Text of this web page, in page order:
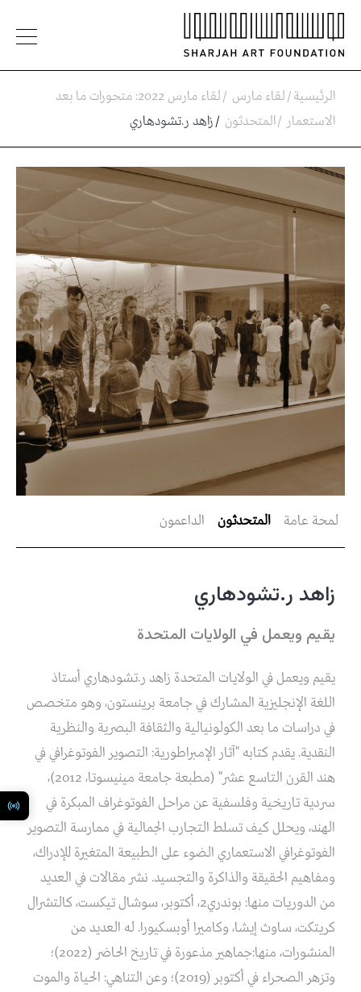
الرئيسية/لقاء مارس /
لقاء مارس 2022: متحورات ما بعد
الاستعمار /المتحدثون /زاهد ر.تشودهاري
لمحة عامة المتحدثون الداعمون
زاهد ر.تشودهاري
يقيم ويعمل في الولايات المتحدة
يقيم ويعمل في الولايات المتحدة زاهد ر.تشودهاري أستاذ
اللغة الإنجليزية المشارك في جامعة برينستون، وهو متخصص
في دراسات ما بعد الكولونيالية والثقافة البصرية والنظرية
النقدية. يقدم كتابه "آثار الإمبراطورية: التصوير الفوتوغرافي في
هند القرن التاسع عشر" (مطبعة جامعة مينيسوتا، 2012)،
سردية تاريخية وفلسفية عن مراحل الفوتوغراف المبكرة في
الهند، ويحلل كيف تسلط التجارب الجمالية في ممارسة التصوير
الفوتوغرافي الاستعماري الضوء على الطبيعة المتغيرة للإدراك،
ومفاهيم الحقيقة والذاكرة والتجسيد. نشر مقالات في العديد
من الدوريات منها: بوندري2، أكتوبر، سوشال تيكست، كالتشرال
كريتكت، ساوث إيشا، وكاميرا أوبسكيورا. له العديد من
المنشورات، منها:جماهير مذعورة في تاريخ الحاضر (2022)؛
وتزهر الصحراء في أكتوبر (2019)؛ وعن التناهي: الحياة والموت